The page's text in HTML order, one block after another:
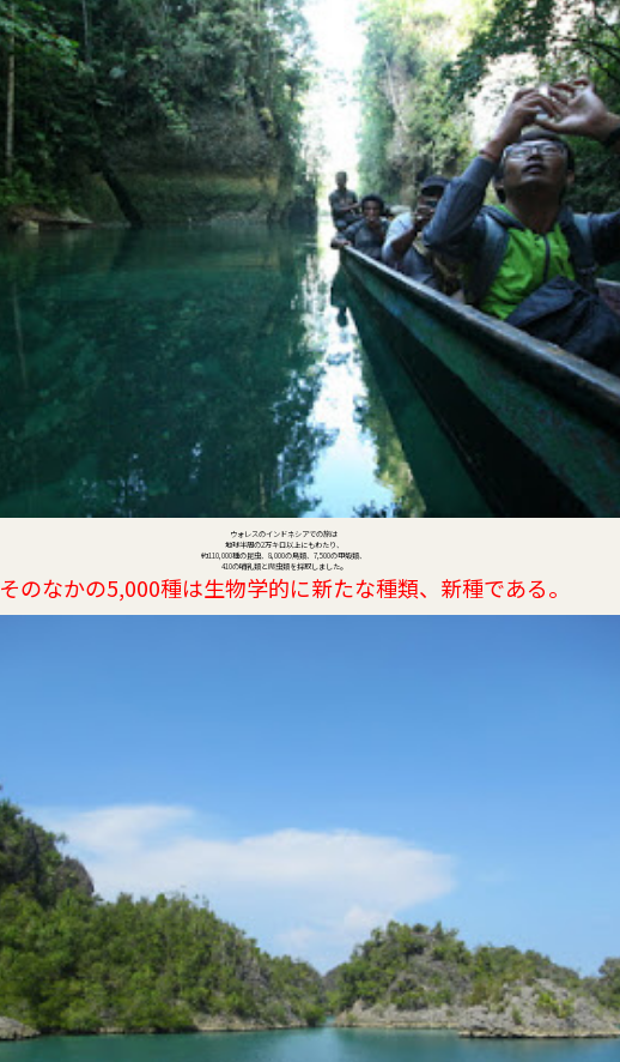
ウォレスのインドネシアでの旅は
地球半周の2万キロ以上にもわたり、
約110,000種の昆虫、8,000の鳥類、7,500の甲殻類、
410の哺乳類と爬虫類を採取しました。
そのなかの5,000種は生物学的に新たな種類、新種である。